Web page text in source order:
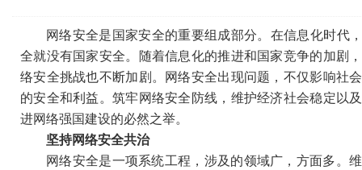
网络安全是国家安全的重要组成部分。在信息化时代
全就没有国家安全。随着信息化的推进和国家竞争的加剧
络安全挑战也不断加剧。网络安全出现问题，不仅影响社
的安全和利益。筑牢网络安全防线，维护经济社会稳定以
进网络强国建设的必然之举。
坚持网络安全共治
网络安全是一项系统工程，涉及的领域广，方面多。